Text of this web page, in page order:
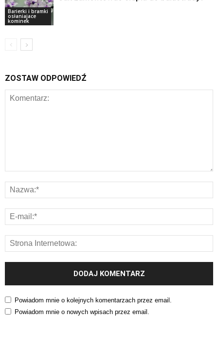
Barierki i bramki
osłaniajace
kominek
ZOSTAW ODPOWIEDŹ
Powiadom mnie o kolejnych komentarzach przez email.
Powiadom mnie o nowych wpisach przez email.